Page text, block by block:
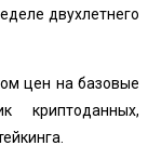
двухлетнего
цен на базовые
криптоданных,